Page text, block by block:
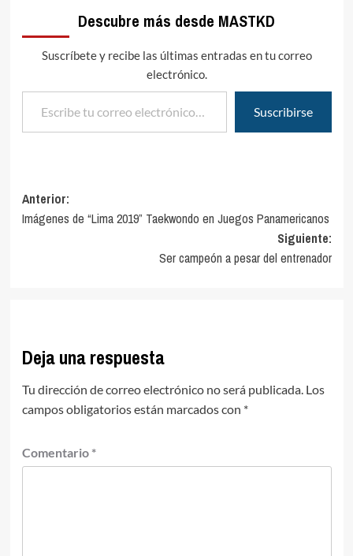
Descubre más desde MASTKD
Suscríbete y recibe las últimas entradas en tu correo
electrónico.
Escribe tu correo electrónico…
Suscribirse
Navegación
de
Anterior:
Imágenes de “Lima 2019” Taekwondo en Juegos Panamericanos
Siguiente:
Ser campeón a pesar del entrenador
Deja una respuesta
Tu dirección de correo electrónico no será publicada. Los
campos obligatorios están marcados con *
Comentario *